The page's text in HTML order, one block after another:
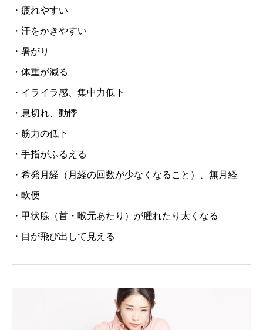
・疲れやすい
・汗をかきやすい
・暑がり
・体重が減る
・イライラ感、集中力低下
・息切れ、動悸
・筋力の低下
・手指がふるえる
・希発月経（月経の回数が少なくなること）、無月経
・軟便
・甲状腺（首・喉元あたり）が腫れたり太くなる
・目が飛び出して見える